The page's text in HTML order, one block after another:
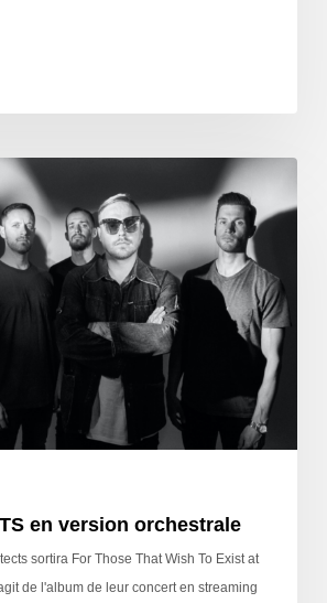
en version orchestrale
sortira For Those That Wish To Exist at
de l'album de leur concert en streaming